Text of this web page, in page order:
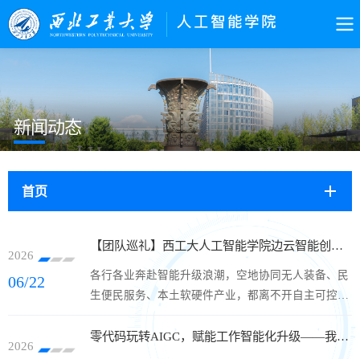
新闻动态
首页
2026
06/22
【团队巡礼】西工大人工智能学院边云智能创新实验室
各行各业奔赴智能升级浪潮，空地协同无人装备、民
生便民服务、本土软硬件产业，都离不开自主可控的
AI 智慧大脑。大模型搭配多智能体默契协作，是行
业蜕变升级的关键突破口。攥紧自研核心技术、推动
2026
零代码玩转AIGC，赋能工作智能化升级——我院综合办公室开展AI办公技能提升培训